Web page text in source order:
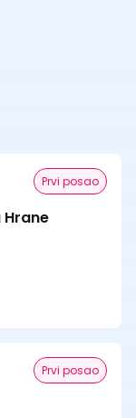
Prvi posao
Hrane
Prvi posao